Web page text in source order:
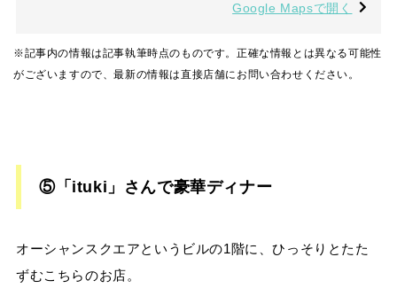
Google Mapsで開く
※記事内の情報は記事執筆時点のものです。正確な情報とは異なる可能性
がございますので、最新の情報は直接店舗にお問い合わせください。
⑤「ituki」さんで豪華ディナー
オーシャンスクエアというビルの1階に、ひっそりとたた
ずむこちらのお店。